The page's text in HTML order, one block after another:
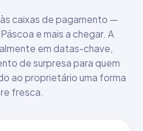
caixas de pagamento —
e mais a chegar. A
em datas-chave,
de surpresa para quem
ao proprietário uma forma
fresca.